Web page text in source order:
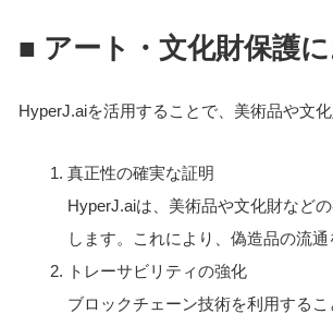
■ アート・文化財保護
HyperJ.aiを活用することで、美術品や文
真正性の確実な証明
HyperJ.aiは、美術品や文化財など
します。これにより、偽造品の流
トレーサビリティの強化
ブロックチェーン技術を利用する